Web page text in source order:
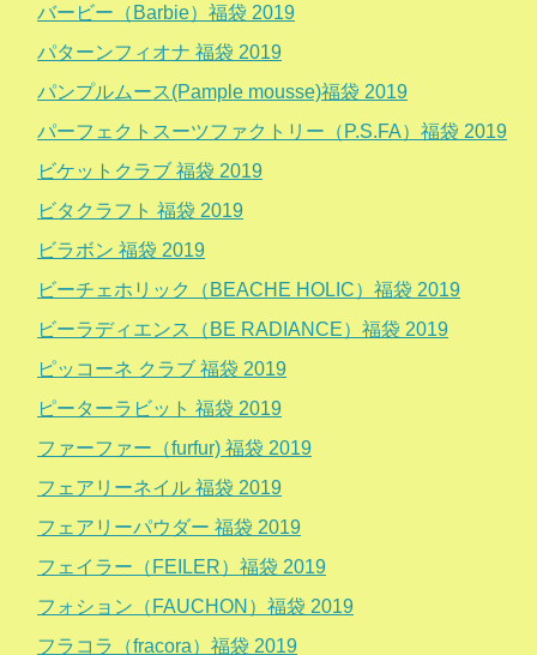
バービー（Barbie）福袋 2019
パターンフィオナ 福袋 2019
パンプルムース(Pample mousse)福袋 2019
パーフェクトスーツファクトリー（P.S.FA）福袋 2019
ビケットクラブ 福袋 2019
ビタクラフト 福袋 2019
ビラボン 福袋 2019
ビーチェホリック（BEACHE HOLIC）福袋 2019
ビーラディエンス（BE RADIANCE）福袋 2019
ピッコーネ クラブ 福袋 2019
ピーターラビット 福袋 2019
ファーファー（furfur) 福袋 2019
フェアリーネイル 福袋 2019
フェアリーパウダー 福袋 2019
フェイラー（FEILER）福袋 2019
フォション（FAUCHON）福袋 2019
フラコラ（fracora）福袋 2019